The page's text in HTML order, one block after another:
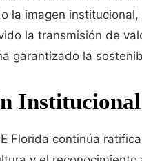
la imagen institucional,
la transmisión de
garantizado la
Florida continúa